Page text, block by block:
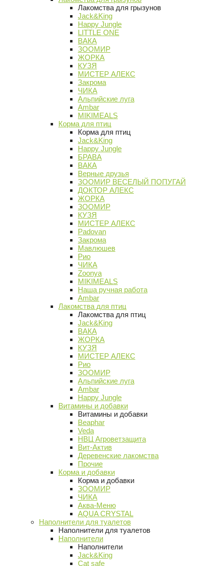
Лакомства для грызунов
Jack&King
Happy Jungle
LITTLE ONE
ВАКА
ЗООМИР
ЖОРКА
КУЗЯ
МИСТЕР АЛЕКС
Закрома
ЧИКА
Альпийские луга
Ambar
MIKIMEALS
Корма для птиц
Корма для птиц
Jack&King
Happy Jungle
БРАВА
ВАКА
Верные друзья
ЗООМИР ВЕСЕЛЫЙ ПОПУГАЙ
ДОКТОР АЛЕКС
ЖОРКА
ЗООМИР
КУЗЯ
МИСТЕР АЛЕКС
Padovan
Закрома
Мавлюшев
Рио
ЧИКА
Zoonya
MIKIMEALS
Наша ручная работа
Ambar
Лакомства для птиц
Лакомства для птиц
Jack&King
ВАКА
ЖОРКА
КУЗЯ
МИСТЕР АЛЕКС
Рио
ЗООМИР
Альпийские луга
Ambar
Happy Jungle
Витамины и добавки
Витамины и добавки
Beaphar
Veda
НВЦ Агроветзащита
Вит-Актив
Деревенские лакомства
Прочие
Корма и добавки
Корма и добавки
ЗООМИР
ЧИКА
Аква-Меню
AQUA CRYSTAL
Наполнители для туалетов
Наполнители для туалетов
Наполнители
Наполнители
Jack&King
Cat safe